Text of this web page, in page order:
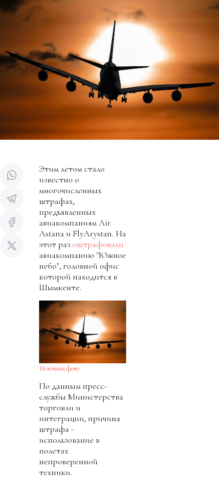
Этим летом стало
известно о
многочисленных
штрафах,
предъявленных
авиакомпаниям Air
Astana и FlyArystan. На
этот раз оштрафовали
авиакомпанию "Южное
небо", головной офис
которой находится в
Шымкенте.
Источник фото
По данным пресс-
службы Министерства
торговли и
интеграции, причина
штрафа -
использование в
полетах
непроверенной
техники.